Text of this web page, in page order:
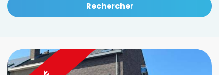
Rechercher